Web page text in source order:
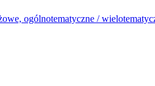
ogólnotematyczne /